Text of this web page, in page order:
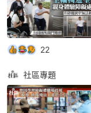
22
社區專題